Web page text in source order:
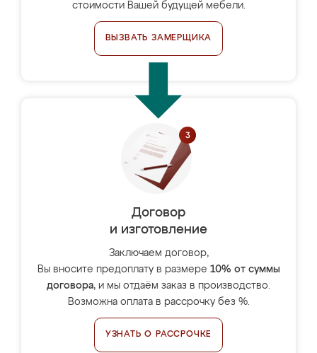
стоимости Вашей будущей мебели.
ВЫЗВАТЬ ЗАМЕРЩИКА
Договор
и изготовление
Заключаем договор,
Вы вносите предоплату в размере 10% от суммы
договора, и мы отдаём заказ в производство.
Возможна оплата в рассрочку без %.
УЗНАТЬ О РАССРОЧКЕ